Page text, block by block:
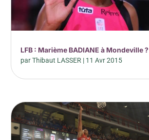
LFB : Marième BADIANE à Mondeville ?
parThibaut LASSER | 11 Avr 2015